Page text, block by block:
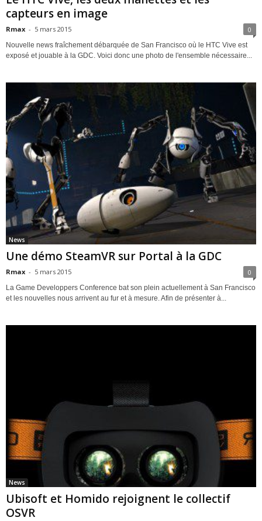
capteurs en image
Rmax - 5 mars 2015 0
Nouvelle news fraîchement débarquée de San Francisco où le HTC Vive est
exposé et jouable à la GDC. Voici donc une photo de l'ensemble nécessaire...
News
Une démo SteamVR sur Portal à la GDC
Rmax - 5 mars 2015 0
La Game Developpers Conference bat son plein actuellement à San Francisco
et les nouvelles nous arrivent au fur et à mesure. Afin de présenter à...
News
Ubisoft et Homido rejoignent le collectif
OSVR